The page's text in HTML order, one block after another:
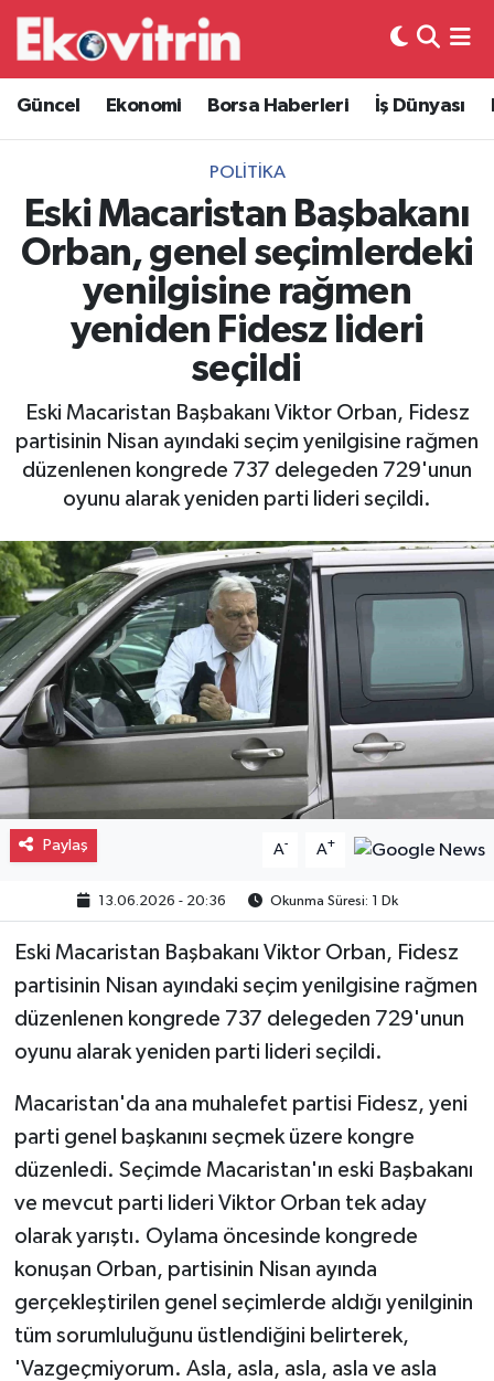
Güncel Ekonomi Borsa Haberleri İş Dünyası
POLITIKA
Eski Macaristan Başbakanı
Orban, genel seçimlerdeki
yenilgisine rağmen
yeniden Fidesz lideri
seçildi
Eski Macaristan Başbakanı Viktor Orban, Fidesz
partisinin Nisan ayındaki seçim yenilgisine rağmen
düzenlenen kongrede 737 delegeden 729'unun
oyunu alarak yeniden parti lideri seçildi.
Paylaş A- A+
13.06.2026 - 20:36 Okunma Süresi: 1 Dk
Eski Macaristan Başbakanı Viktor Orban, Fidesz
partisinin Nisan ayındaki seçim yenilgisine rağmen
düzenlenen kongrede 737 delegeden 729'unun
oyunu alarak yeniden parti lideri seçildi.
Macaristan'da ana muhalefet partisi Fidesz, yeni
parti genel başkanını seçmek üzere kongre
düzenledi. Seçimde Macaristan'ın eski Başbakanı
ve mevcut parti lideri Viktor Orban tek aday
olarak yarıştı. Oylama öncesinde kongrede
konuşan Orban, partisinin Nisan ayında
gerçekleştirilen genel seçimlerde aldığı yenilginin
tüm sorumluluğunu üstlendiğini belirterek,
'Vazgeçmiyorum. Asla, asla, asla, asla ve asla
Güncel
Ekonomi
Borsa Haberleri
İş Dünyası
Lojistik
Asayiş
Magazin
Spor
Eğitim
Hava Durumu
Trafik Durumu
Süper Lig Puan Durumu ve Fikstür
Tüm Manşetler
Son Dakika Haberleri